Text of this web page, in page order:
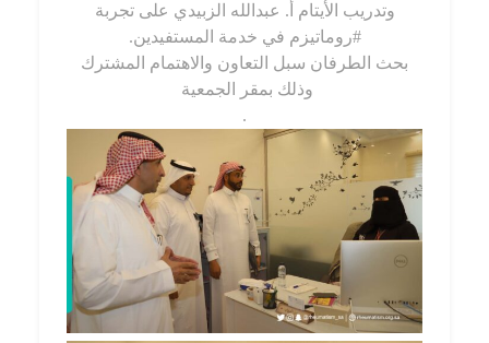
وتدريب الأيتام أ. عبدالله الزبيدي على تجربة
#روماتيزم في خدمة المستفيدين.
بحث الطرفان سبل التعاون والاهتمام المشترك
وذلك بمقر الجمعية
.